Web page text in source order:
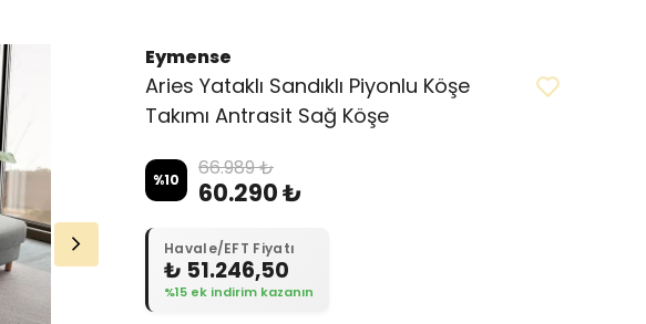
Eymense
Aries Yataklı Sandıklı Piyonlu Köşe
Takımı Antrasit Sağ Köşe
%10 66.989 ₺
60.290 ₺
Havale/EFT Fiyatı
₺ 51.246,50
%15 ek indirim kazanın